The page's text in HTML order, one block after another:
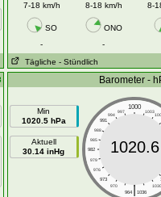
7-18 km/h 8-18 km/h 8-
SO ONO
-
-
Tägliche - Stündlich
Barometer -
Min
1020.5 hPa
Aktuell
30.14 inHg
1000
997 1003
994
991
988
985
982
979
976
973
970
1030
|
964 1036
1020.6